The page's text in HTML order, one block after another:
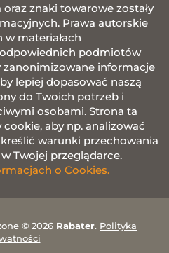
znaki towarowe zostały
Prawa autorskie
materiałach
podmiotów
zanonimizowane informacje
lepiej dopasować naszą
do Twoich potrzeb i
osobami. Strona ta
aby np. analizować
warunki przechowania
Twojej przeglądarce.
o Cookies.
© 2026 Rabater. Polityka